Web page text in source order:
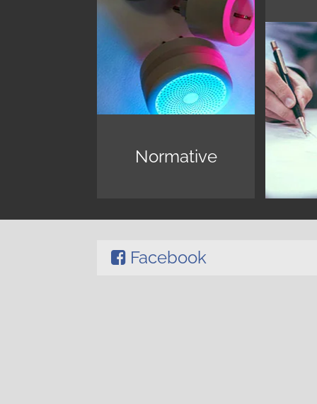
Normative
Facebook